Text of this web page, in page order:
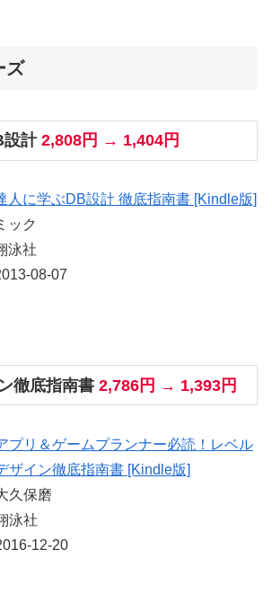
ズ
設計 2,808円 → 1,404円
人に学ぶDB設計 徹底指南書 [Kindle版]
ック
泳社
08-07
徹底指南書 2,786円 → 1,393円
プリ＆ゲームプランナー必読！レベル
ザイン徹底指南書 [Kindle版]
久保磨
泳社
12-20